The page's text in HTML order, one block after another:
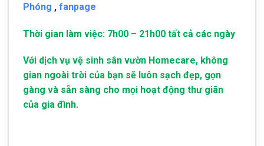
Phóng , fanpage
Thời gian làm việc: 7h00 – 21h00 tất cả các ngày
Với dịch vụ vệ sinh sân vườn Homecare, không
gian ngoài trời của bạn sẽ luôn sạch đẹp, gọn
gàng và sẵn sàng cho mọi hoạt động thư giãn
của gia đình.